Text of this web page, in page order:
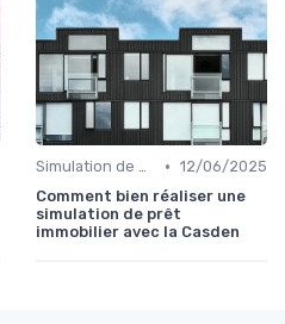
Simulation de prêt • 12/06/2025
Comment bien réaliser une
simulation de prêt
immobilier avec la Casden